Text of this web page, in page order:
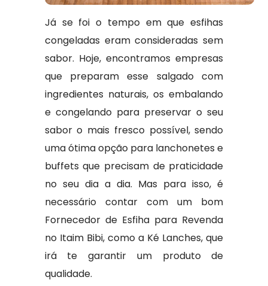
Já se foi o tempo em que esfihas
congeladas eram consideradas sem
sabor. Hoje, encontramos empresas
que preparam esse salgado com
ingredientes naturais, os embalando
e congelando para preservar o seu
sabor o mais fresco possível, sendo
uma ótima opção para lanchonetes e
buffets que precisam de praticidade
no seu dia a dia. Mas para isso, é
necessário contar com um bom
Fornecedor de Esfiha para Revenda
no Itaim Bibi, como a Ké Lanches, que
irá te garantir um produto de
qualidade.